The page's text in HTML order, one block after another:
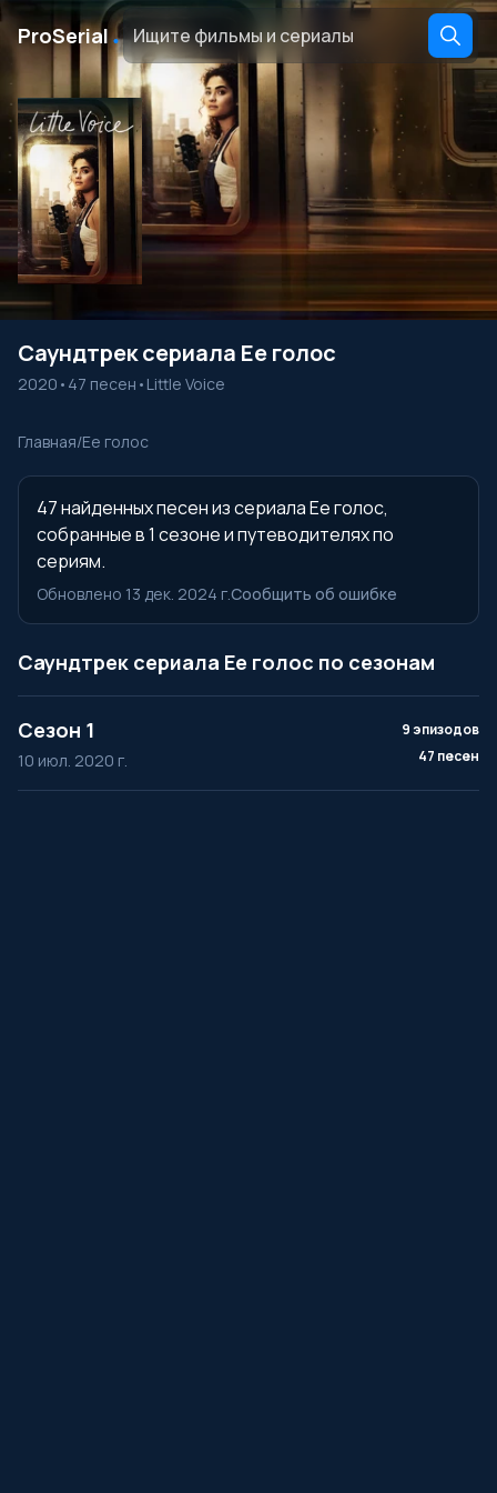
ProSerial․
Саундтрек сериала Ее голос
2020 • 47 песен • Little Voice
Главная/Ее голос
47 найденных песен из сериала Ее голос,
собранные в 1 сезоне и путеводителях по
сериям.
Обновлено 13 дек. 2024 г.Сообщить об ошибке
Саундтрек сериала Ее голос по сезонам
Сезон 1
10 июл. 2020 г.
9 эпизодов
47 песен